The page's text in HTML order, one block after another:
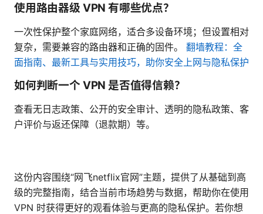
使用路由器级 VPN 有哪些优点？
一次性保护整个家庭网络，适合多设备环境；但设置相对
复杂，需要兼容的路由器和正确的固件。 翻墙教程：全
面指南、最新工具与实用技巧，助你安全上网与隐私保护
如何判断一个 VPN 是否值得信赖？
查看无日志政策、公开的安全审计、透明的隐私政策、客
户评价与返还保障（退款期）等。
这份内容围绕“网飞netflix官网”主题，提供了从基础到高
级的完整指南，结合当前市场趋势与数据，帮助你在使用
VPN 时获得更好的观看体验与更高的隐私保护。若你想